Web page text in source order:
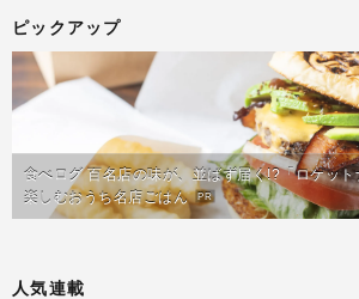
ピックアップ
食べログ 百名店の味が、並ばず届く!?「ロケッ
楽しむおうち名店ごはん PR
人気連載